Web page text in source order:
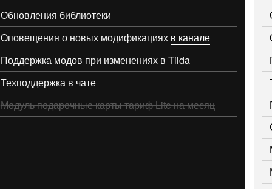
Обновления библиотеки
Оповещения о новых модификациях в канале
Техподдержка в чате
Поддержка модов при изменениях в Tilda
Модуль подарочные карты тариф Lite на месяц